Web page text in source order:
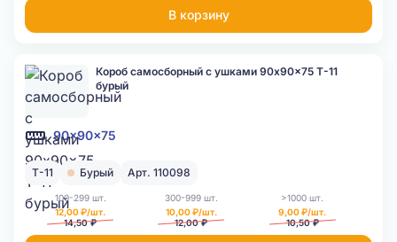
В корзину
90x90x75
Короб самосборный с ушками 90x90x75 Т-11
бурый
Т-11 Бурый Арт. 110098
100-299 шт.
12,00 ₽/шт.
14,50 ₽
300-999 шт.
10,00 ₽/шт.
12,00 ₽
>1000 шт.
9,00 ₽/шт.
10,50 ₽